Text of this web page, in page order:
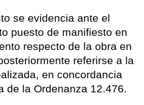
se evidencia ante el
puesto de manifiesto en
respecto de la obra en
referirse a la
en concordancia
de la Ordenanza 12.476.